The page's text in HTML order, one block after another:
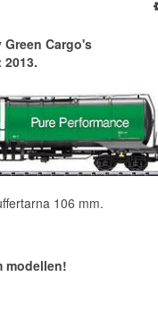
Cargo's
106 mm.
modellen!